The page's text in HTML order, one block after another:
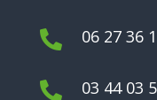
 06 27 36
 03 44 03